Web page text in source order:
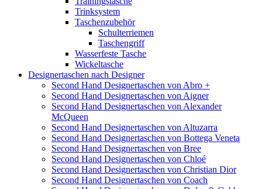
Trinksystem
Taschenzubehör
Schulterriemen
Taschengriff
Wasserfeste Tasche
Wickeltasche
Designertaschen nach Designer
Second Hand Designertaschen von Abro +
Second Hand Designertaschen von Aigner
Second Hand Designertaschen von Alexander
McQueen
Second Hand Designertaschen von Altuzarra
Second Hand Designertaschen von Bottega Veneta
Second Hand Designertaschen von Bree
Second Hand Designertaschen von Chloé
Second Hand Designertaschen von Christian Dior
Second Hand Designertaschen von Coach